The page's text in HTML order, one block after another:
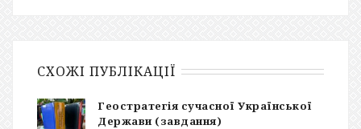
СХОЖІ ПУБЛІКАЦІЇ
Геостратегія сучасної Української
Держави (завдання)